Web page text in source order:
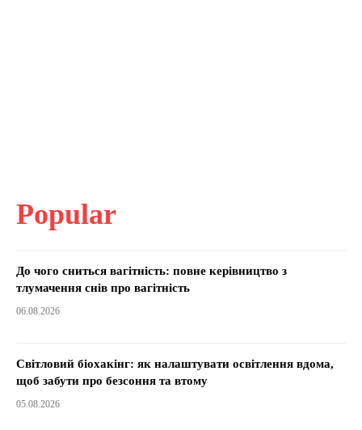
Popular
До чого сниться вагітність: повне керівництво з
тлумачення снів про вагітність
06.08.2026
Світловий біохакінг: як налаштувати освітлення вдома,
щоб забути про безсоння та втому
05.08.2026